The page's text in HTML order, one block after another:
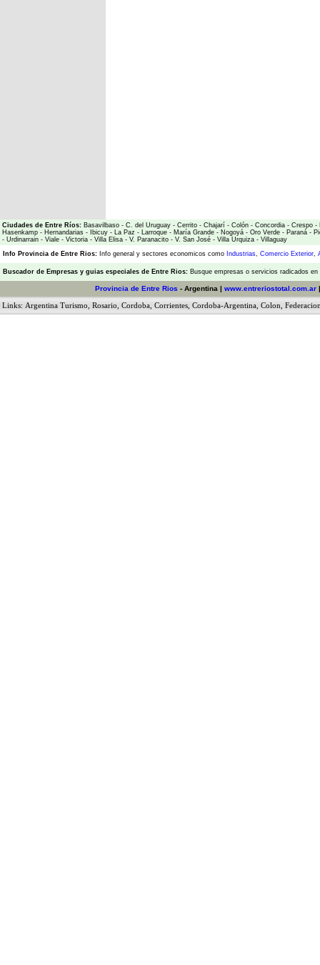
Ciudades de Entre Ríos: Basavilbaso - C. del Uruguay - Cerrito - Chajarí - Colón - Concordia - Crespo -
Hasenkamp - Hernandarias - Ibicuy - La Paz - Larroque - María Grande - Nogoyá - Oro Verde - Paraná -
- Urdinarrain - Viale - Victoria - Villa Elisa - V. Paranacito - V. San José - Villa Urquiza - Villaguay
Info Provincia de Entre Rios: Info general y sectores economicos como Industrias, Comercio Exterior,
Buscador de Empresas y guias especiales de Entre Rios: Busque empresas o servicios radicados
Provincia de Entre Rios - Argentina | www.entreriostotal.com.ar
Links: Argentina Turismo Rosario Cordoba Corrientes Cordoba-Argentina Colon